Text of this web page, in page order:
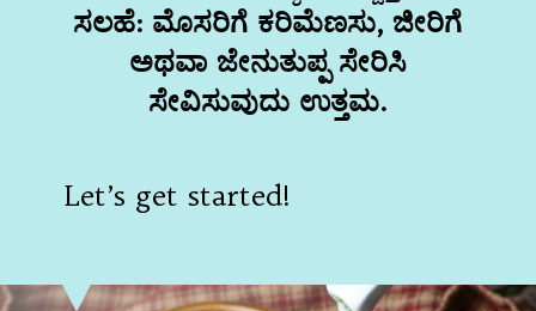
ಸಲಹೆ: ಮೊಸರಿಗೆ ಕರಿಮೆಣಸು, ಜೀರಿಗೆ
ಅಥವಾ ಜೇನುತುಪ್ಪ ಸೇರಿಸಿ
ಸೇವಿಸುವುದು ಉತ್ತಮ.
Let’s get started!